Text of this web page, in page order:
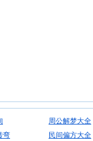
周公解梦大全
弯
民间偏方大全